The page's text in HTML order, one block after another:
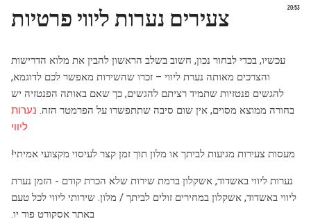
20:53 צעירים נערות ליווי פרטיות
עכשיו, בכדי לבחור נכון, חשוב בשלב הראשון להבין את מלוא הדרישות
והצרכים מאותה נערת ליווי – זכרו שהשירות מאפשר לכם לדוגמא,
להגשים פנטזיות שתמיד רציתם להגשים, כך שאם באותה הפנטזיה יש
בחורה ממוצא מסוים, אין שום סיבה שתתפשרו על הפרמטר הזה. נערות
ליווי
מעסות צעירות מגיעות לביתך או מלון תוך זמן קצר לעיסוי מקצועי אמיתי!
נערות ליווי באשדוד, אשקלון ברמת שירות שלא הכרת קודם - הזמן נערת
ליווי באשדוד, אשקלון במחירים זולים לביתך / מלון. שירותי ליווי לכל טעם
באתר אסקורט פור יו.